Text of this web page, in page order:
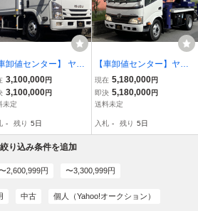
卸値センター】 ヤフ
特価!エルフ 日本フル
フ 保冷バン コンベア
ートフロア 積載3700
3,100,000円
3,100,000円
未定
- 残り 5日
【車卸値センター】ヤフ
オク特価!デュトロ 高所作
業車 アイチSK17A 作業床
高さ17.1m 走行3.3万Km
現在 5,180,000円
即決 5,180,000円
送料未定
入札 - 残り 5日
絞り込み条件を追加
〜2,600,999円 〜3,300,999円
中古 個人（Yahoo!オークション）